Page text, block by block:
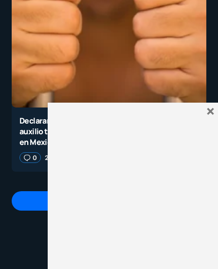
Declaran culpable a maestro por omisión de
auxilio tras muerte de alumno víctima de bullying
en Mexicali
0 28 junio, 2025
×